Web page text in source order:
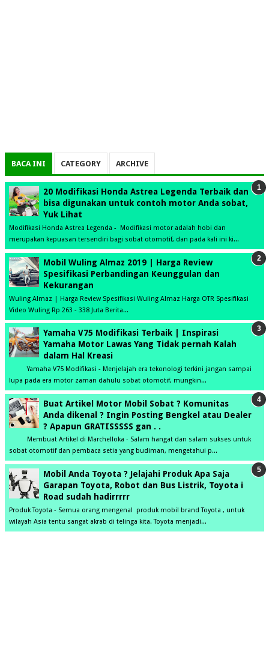
BACA INI CATEGORY ARCHIVE
20 Modifikasi Honda Astrea Legenda Terbaik dan
bisa digunakan untuk contoh motor Anda sobat,
Yuk Lihat
Modifikasi Honda Astrea Legenda - Modifikasi motor adalah hobi dan
merupakan kepuasan tersendiri bagi sobat otomotif, dan pada kali ini ki...
Mobil Wuling Almaz 2019 | Harga Review
Spesifikasi Perbandingan Keunggulan dan
Kekurangan
Wuling Almaz | Harga Review Spesifikasi Wuling Almaz Harga OTR Spesifikasi
Video Wuling Rp 263 - 338 Juta Berita...
Yamaha V75 Modifikasi Terbaik | Inspirasi
Yamaha Motor Lawas Yang Tidak pernah Kalah
dalam Hal Kreasi
Yamaha V75 Modifikasi - Menjelajah era tekonologi terkini jangan sampai
lupa pada era motor zaman dahulu sobat otomotif, mungkin...
Buat Artikel Motor Mobil Sobat ? Komunitas
Anda dikenal ? Ingin Posting Bengkel atau Dealer
? Apapun GRATISSSSS gan . .
Membuat Artikel di Marchelloka - Salam hangat dan salam sukses untuk
sobat otomotif dan pembaca setia yang budiman, mengetahui p...
Mobil Anda Toyota ? Jelajahi Produk Apa Saja
Garapan Toyota, Robot dan Bus Listrik, Toyota i
Road sudah hadirrrrr
Produk Toyota - Semua orang mengenal produk mobil brand Toyota , untuk
wilayah Asia tentu sangat akrab di telinga kita. Toyota menjadi...